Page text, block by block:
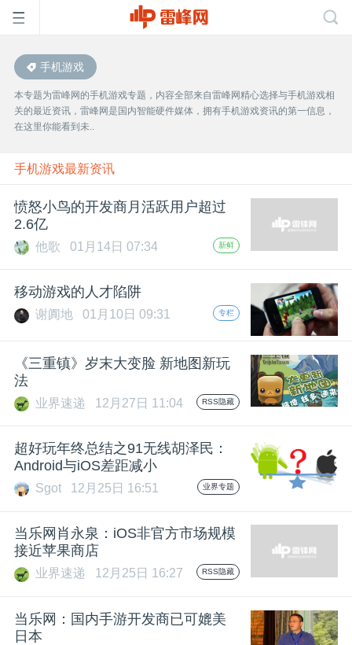
首
页
雷
峰
公
开
课
活
动
中
手机游戏
本专题为雷峰网的手机游戏专题，内容全部来自雷峰网精心选择与手机游戏相
关的最近资讯，雷峰网是国内智能硬件媒体，拥有手机游戏资讯的第一信息，
在这里你能看到未..
手机游戏最新资讯
愤怒小鸟的开发商月活跃用户超过
2.6亿
他歌 01月14日 07:34 新鲜
移动游戏的人才陷阱
谢阗地 01月10日 09:31 专栏
《三重镇》岁末大变脸 新地图新玩
法
业界速递 12月27日 11:04 RSS隐藏
超好玩年终总结之91无线胡泽民：
Android与iOS差距减小
Sgot 12月25日 16:51 业界专题
当乐网肖永泉：iOS非官方市场规模
接近苹果商店
业界速递 12月25日 16:27 RSS隐藏
当乐网：国内手游开发商已可媲美
日本